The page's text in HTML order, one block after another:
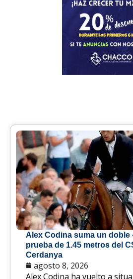
Alex Codina suma un doble
prueba de 1.45 metros del
Cerdanya
agosto 8, 2026
Alex Codina ha vuelto a